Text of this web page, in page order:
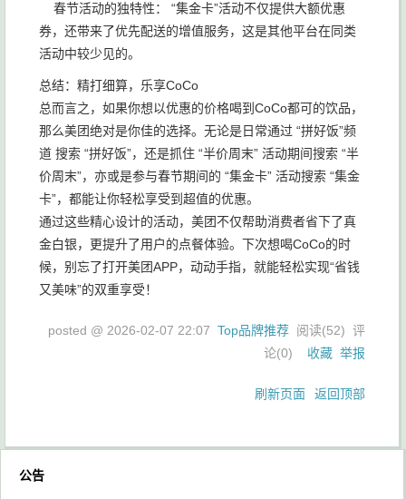
春节活动的独特性： “集金卡”活动不仅提供大额优惠
券，还带来了优先配送的增值服务，这是其他平台在同类
活动中较少见的。
总结：精打细算，乐享CoCo
总而言之，如果你想以优惠的价格喝到CoCo都可的饮品，
那么美团绝对是你佳的选择。无论是日常通过 “拼好饭”频
道 搜索 “拼好饭”，还是抓住 “半价周末” 活动期间搜索 “半
价周末”，亦或是参与春节期间的 “集金卡” 活动搜索 “集金
卡”，都能让你轻松享受到超值的优惠。
通过这些精心设计的活动，美团不仅帮助消费者省下了真
金白银，更提升了用户的点餐体验。下次想喝CoCo的时
候，别忘了打开美团APP，动动手指，就能轻松实现“省钱
又美味”的双重享受！
posted @ 2026-02-07 22:07 Top品牌推荐 阅读(52) 评
论(0) 收藏 举报
刷新页面 返回顶部
公告